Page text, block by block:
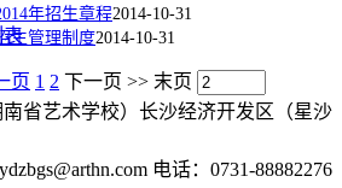
表
年招生章程2014-10-31
生管理制度2014-10-31
页 1 2 下一页 >> 末页
省艺术学校）长沙经济开发区（星沙
电话：0731-88882276